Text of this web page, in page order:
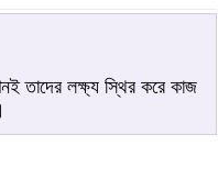
তাদের লক্ষ্য স্থির করে কাজ